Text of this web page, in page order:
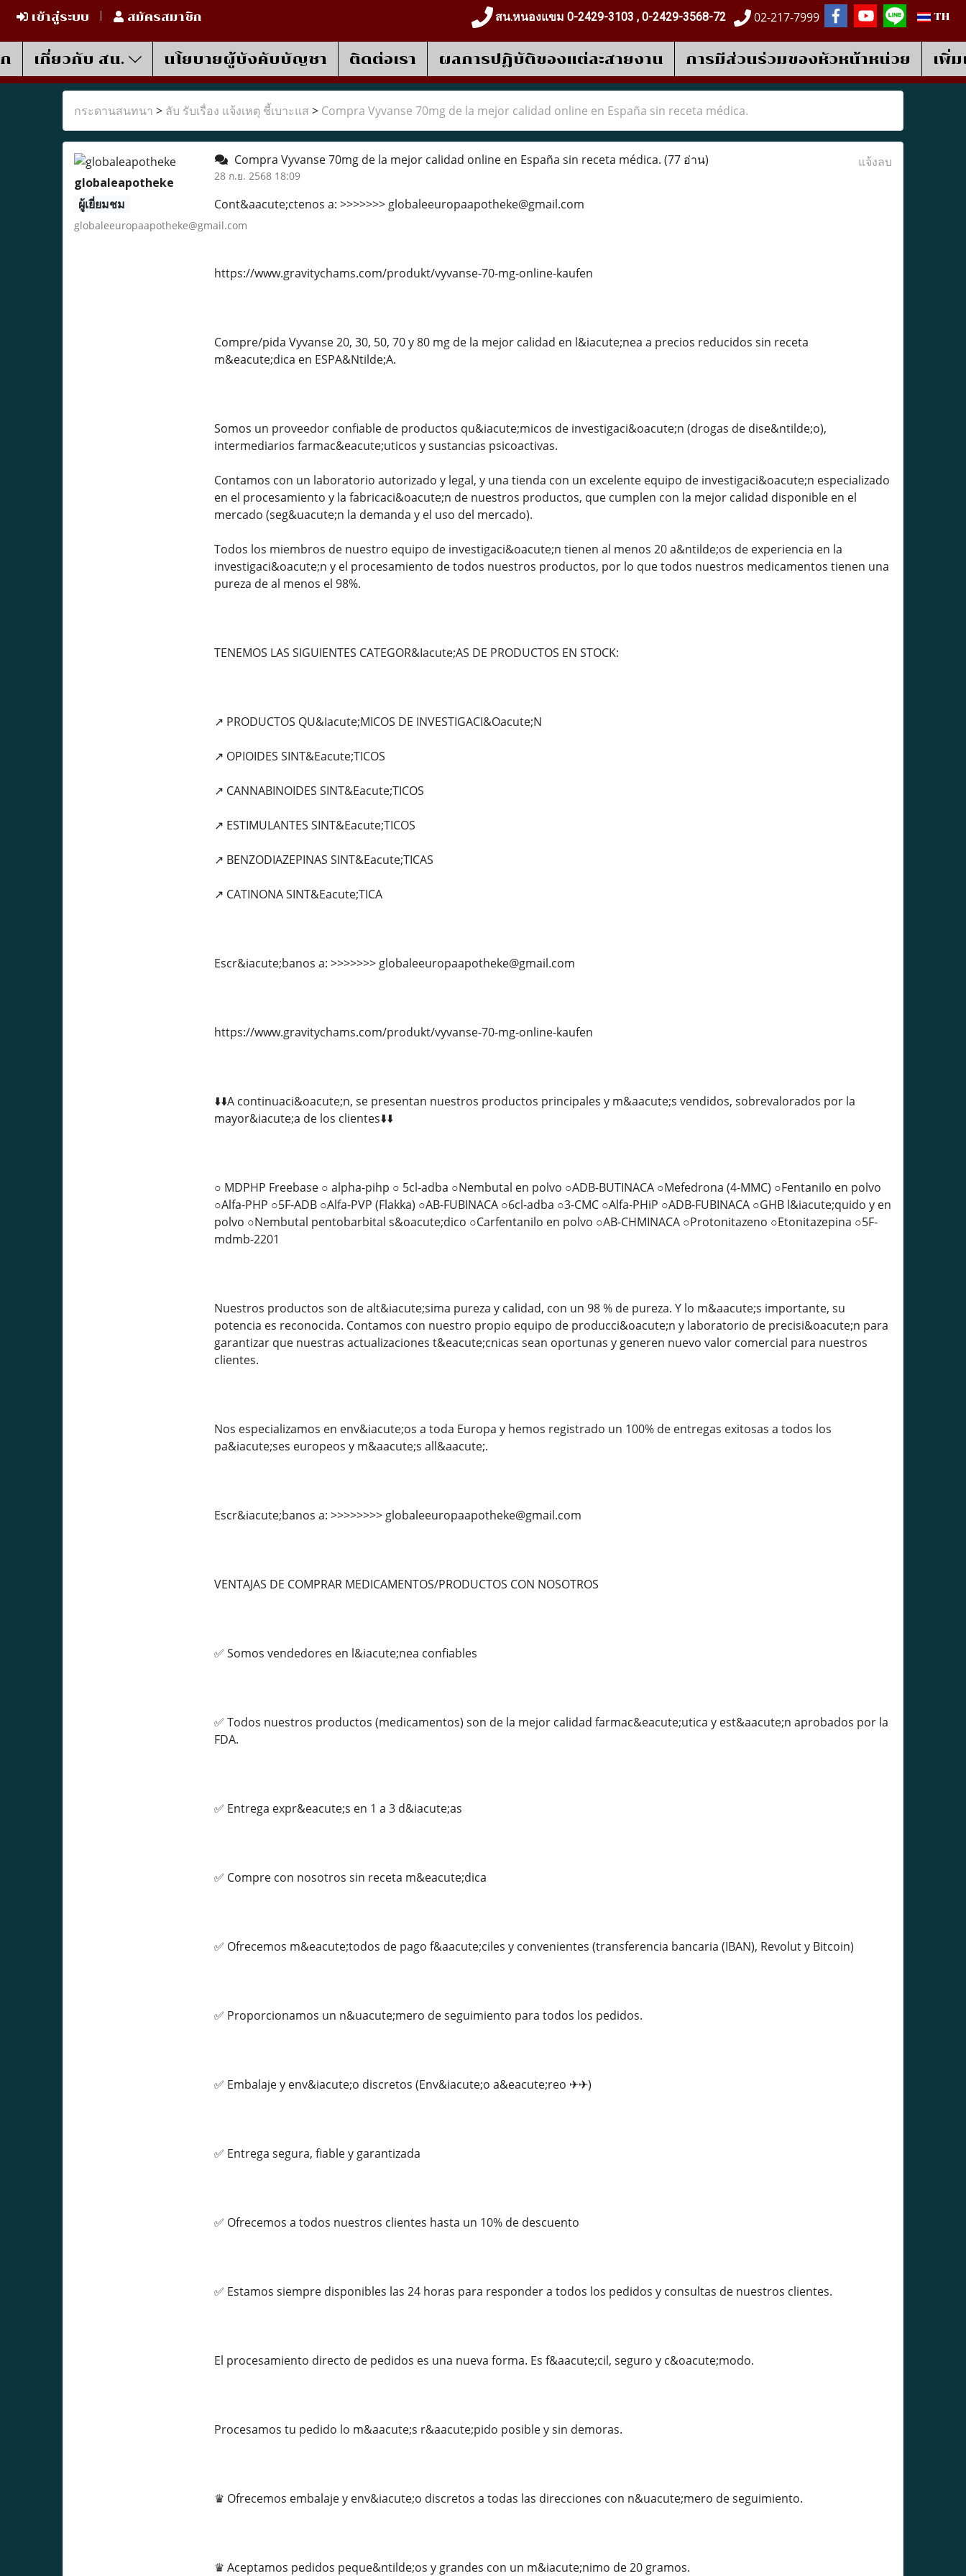
เข้าสู่ระบบ สมัครสมาชิก สน.หนองแขม 0-2429-3103 , 0-2429-3568-72 02-217-7999 TH
เกี่ยวกับ สน. นโยบายผู้บังคับบัญชา ติดต่อเรา ผลการปฎิบัติของแต่ละสายงาน การมีส่วนร่วมของหัวหน้าหน่วย เพิ่
กระดานสนทนา > ลับ รับเรื่อง แจ้งเหตุ ชี้เบาะแส > Compra Vyvanse 70mg de la mejor calidad online en España sin receta médica.
globaleapotheke
ผู้เยี่ยมชม
globaleeuropaapotheke@gmail.com
Compra Vyvanse 70mg de la mejor calidad online en España sin receta médica. (77 อ่าน)
28 ก.ย. 2568 18:09
แจ้งลบ
Cont&aacute;ctenos a: >>>>>>> globaleeuropaapotheke@gmail.com
https://www.gravitychams.com/produkt/vyvanse-70-mg-online-kaufen
Compre/pida Vyvanse 20, 30, 50, 70 y 80 mg de la mejor calidad en l&iacute;nea a precios reducidos sin receta
m&eacute;dica en ESPA&Ntilde;A.
Somos un proveedor confiable de productos qu&iacute;micos de investigaci&oacute;n (drogas de dise&ntilde;o),
intermediarios farmac&eacute;uticos y sustancias psicoactivas.
Contamos con un laboratorio autorizado y legal, y una tienda con un excelente equipo de investigaci&oacute;n especializado
en el procesamiento y la fabricaci&oacute;n de nuestros productos, que cumplen con la mejor calidad disponible en el
mercado (seg&uacute;n la demanda y el uso del mercado).
Todos los miembros de nuestro equipo de investigaci&oacute;n tienen al menos 20 a&ntilde;os de experiencia en la
investigaci&oacute;n y el procesamiento de todos nuestros productos, por lo que todos nuestros medicamentos tienen una
pureza de al menos el 98%.
TENEMOS LAS SIGUIENTES CATEGOR&Iacute;AS DE PRODUCTOS EN STOCK:
↗️ PRODUCTOS QU&Iacute;MICOS DE INVESTIGACI&Oacute;N
↗️ OPIOIDES SINT&Eacute;TICOS
↗️ CANNABINOIDES SINT&Eacute;TICOS
↗️ ESTIMULANTES SINT&Eacute;TICOS
↗️ BENZODIAZEPINAS SINT&Eacute;TICAS
↗️ CATINONA SINT&Eacute;TICA
Escr&iacute;banos a: >>>>>>> globaleeuropaapotheke@gmail.com
https://www.gravitychams.com/produkt/vyvanse-70-mg-online-kaufen
⬇️⬇️A continuaci&oacute;n, se presentan nuestros productos principales y m&aacute;s vendidos, sobrevalorados por la
mayor&iacute;a de los clientes⬇️⬇️
○ MDPHP Freebase ○ alpha-pihp ○ 5cl-adba ○Nembutal en polvo ○ADB-BUTINACA ○Mefedrona (4-MMC) ○Fentanilo en polvo
○Alfa-PHP ○5F-ADB ○Alfa-PVP (Flakka) ○AB-FUBINACA ○6cl-adba ○3-CMC ○Alfa-PHiP ○ADB-FUBINACA ○GHB l&iacute;quido y en
polvo ○Nembutal pentobarbital s&oacute;dico ○Carfentanilo en polvo ○AB-CHMINACA ○Protonitazeno ○Etonitazepina ○5F-
mdmb-2201
Nuestros productos son de alt&iacute;sima pureza y calidad, con un 98 % de pureza. Y lo m&aacute;s importante, su
potencia es reconocida. Contamos con nuestro propio equipo de producci&oacute;n y laboratorio de precisi&oacute;n para
garantizar que nuestras actualizaciones t&eacute;cnicas sean oportunas y generen nuevo valor comercial para nuestros
clientes.
Nos especializamos en env&iacute;os a toda Europa y hemos registrado un 100% de entregas exitosas a todos los
pa&iacute;ses europeos y m&aacute;s all&aacute;.
Escr&iacute;banos a: >>>>>>>> globaleeuropaapotheke@gmail.com
VENTAJAS DE COMPRAR MEDICAMENTOS/PRODUCTOS CON NOSOTROS
✅ Somos vendedores en l&iacute;nea confiables
✅ Todos nuestros productos (medicamentos) son de la mejor calidad farmac&eacute;utica y est&aacute;n aprobados por la
FDA.
✅ Entrega expr&eacute;s en 1 a 3 d&iacute;as
✅ Compre con nosotros sin receta m&eacute;dica
✅ Ofrecemos m&eacute;todos de pago f&aacute;ciles y convenientes (transferencia bancaria (IBAN), Revolut y Bitcoin)
✅ Proporcionamos un n&uacute;mero de seguimiento para todos los pedidos.
✅ Embalaje y env&iacute;o discretos (Env&iacute;o a&eacute;reo ✈✈)
✅ Entrega segura, fiable y garantizada
✅ Ofrecemos a todos nuestros clientes hasta un 10% de descuento
✅ Estamos siempre disponibles las 24 horas para responder a todos los pedidos y consultas de nuestros clientes.
El procesamiento directo de pedidos es una nueva forma. Es f&aacute;cil, seguro y c&oacute;modo.
Procesamos tu pedido lo m&aacute;s r&aacute;pido posible y sin demoras.
♛ Ofrecemos embalaje y env&iacute;o discretos a todas las direcciones con n&uacute;mero de seguimiento.
♛ Aceptamos pedidos peque&ntilde;os y grandes con un m&iacute;nimo de 20 gramos.